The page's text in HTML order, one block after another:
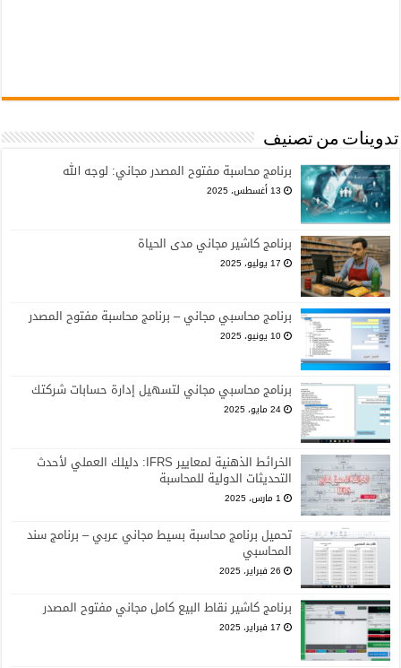
تدوينات من تصنيف
برنامج محاسبة مفتوح المصدر مجاني: لوجه الله
13 أغسطس، 2025
برنامج كاشير مجاني مدى الحياة
17 يوليو، 2025
برنامج محاسبي مجاني – برنامج محاسبة مفتوح المصدر
10 يونيو، 2025
برنامج محاسبي مجاني لتسهيل إدارة حسابات شركتك
24 مايو، 2025
الخرائط الذهنية لمعايير IFRS: دليلك العملي لأحدث
التحديثات الدولية للمحاسبة
1 مارس، 2025
تحميل برنامج محاسبة بسيط مجاني عربي – برنامج سند
المحاسبي
26 فبراير، 2025
برنامج كاشير نقاط البيع كامل مجاني مفتوح المصدر
17 فبراير، 2025